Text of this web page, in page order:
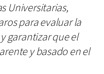
Universitarias,
para evaluar la
garantizar que el
y basado en el